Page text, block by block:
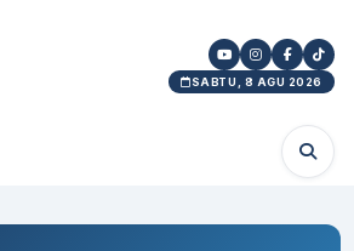
SABTU, 8 AGU 2026